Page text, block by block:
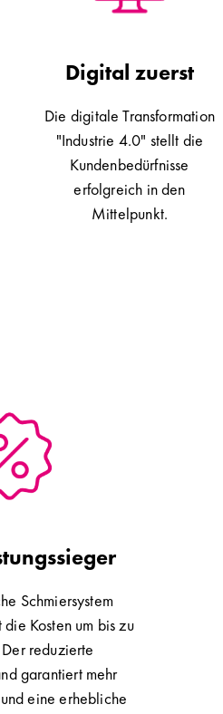
Digital zuerst
Die digitale Transformation
"Industrie 4.0" stellt die
Kundenbedürfnisse
erfolgreich in den
Mittelpunkt.
Schmiersystem
Kosten um bis zu
reduzierte
garantiert mehr
eine erhebliche